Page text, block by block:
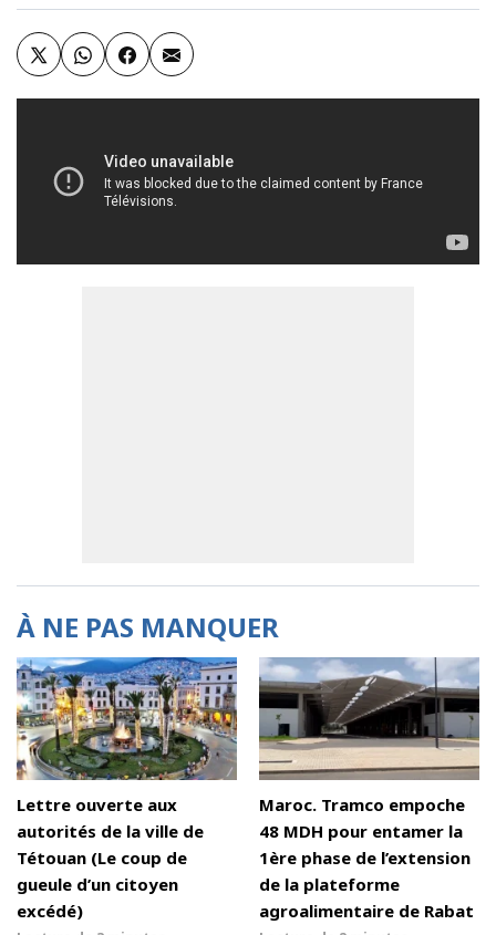
À NE PAS MANQUER
Lettre ouverte aux
autorités de la ville de
Tétouan (Le coup de
gueule d’un citoyen
excédé)
Maroc. Tramco empoche
48 MDH pour entamer la
1ère phase de l’extension
de la plateforme
agroalimentaire de Rabat